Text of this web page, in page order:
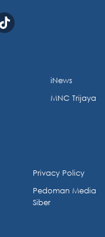
iNews
MNC Trijaya
Privacy Policy
Pedoman Media
Siber